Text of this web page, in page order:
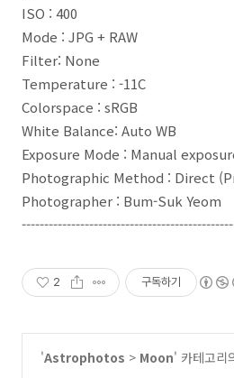
ISO : 400
Mode : JPG + RAW
Filter: None
Temperature : -11C
Colorspace : sRGB
White Balance: Auto WB
Exposure Mode : Manual
Photographic Method : Direct
Photographer : Bum-Suk Yeom
-----------------------------------------------
2 구독하기
'Astrophotos > Moon' 카테고리